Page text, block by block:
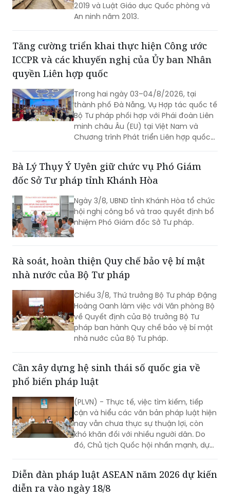
2019 và Luật Giáo dục Quốc phòng và
An ninh năm 2013.
Tăng cường triển khai thực hiện Công ước
ICCPR và các khuyến nghị của Ủy ban Nhân
quyền Liên hợp quốc
Trong hai ngày 03–04/8/2026, tại
thành phố Đà Nẵng, Vụ Hợp tác quốc tế
Bộ Tư pháp phối hợp với Phái đoàn Liên
minh châu Âu (EU) tại Việt Nam và
Chương trình Phát triển Liên hợp quốc
ban Nhân quyền Liên hợp quốc đối với
Báo cáo định kỳ lần thứ tư của Việt
các quyền dân sự và chính trị (ICCPR)
và Hội nghị tập huấn về thực hiện Công
ước ICCPR. Đây là chuỗi hoạt động
Việt Nam giai đoạn II” (EU JULE II), góp
phần nâng cao năng lực của các cơ
quan, tổ chức trong việc thực hiện các
quyền con người.
Bà Lý Thụy Ý Uyên giữ chức vụ Phó Giám
đốc Sở Tư pháp tỉnh Khánh Hòa
Ngày 3/8, UBND tỉnh Khánh Hòa tổ chức
hội nghị công bố và trao quyết định bổ
nhiệm Phó Giám đốc Sở Tư pháp.
Rà soát, hoàn thiện Quy chế bảo vệ bí mật
nhà nước của Bộ Tư pháp
Chiều 3/8, Thứ trưởng Bộ Tư pháp Đặng
Hoàng Oanh làm việc với Văn phòng Bộ
về Quyết định của Bộ trưởng Bộ Tư
pháp ban hành Quy chế bảo vệ bí mật
nhà nước của Bộ Tư pháp.
Cần xây dựng hệ sinh thái số quốc gia về
phổ biến pháp luật
(PLVN) - Thực tế, việc tìm kiếm, tiếp
cận và hiểu các văn bản pháp luật hiện
nay vẫn chưa thực sự thuận lợi, còn
khó khăn đối với nhiều người dân. Do
đó, Chủ tịch Quốc hội nhấn mạnh, dự
việc xây dựng hệ sinh thái số quốc gia
về phổ biến, giáo dục pháp luật.
Diễn đàn pháp luật ASEAN năm 2026 dự kiến
diễn ra vào ngày 18/8